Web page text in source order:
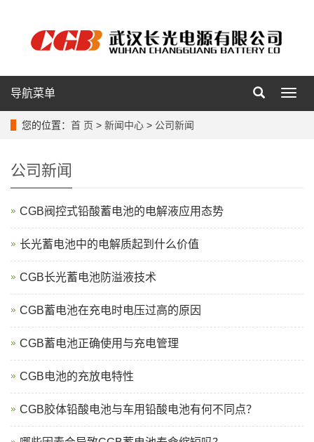
导
导航菜单
您的位置： 首 页 > 新闻中心 > 公司新闻
公司新闻
CGB阀控式铅酸蓄电池的电解液应用态势
长光蓄电池中的电解质起到什么价值
CGB长光蓄电池防溢液技术
CGB蓄电池在充电时电压过高的原因
CGB蓄电池正确使用与充电管理
CGB电池的充放电特性
CGB胶体铅酸电池与车用铅酸电池有何不同点？